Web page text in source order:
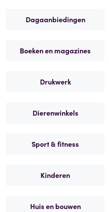
Dagaanbiedingen
Boeken en magazines
Drukwerk
Dierenwinkels
Sport & fitness
Kinderen
Huis en bouwen